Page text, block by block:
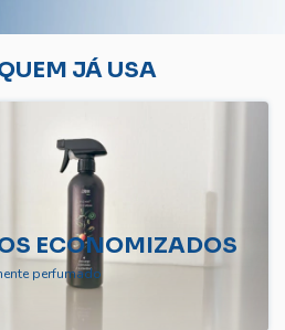
JÁ USA
ECONOMIZADOS
perfumado